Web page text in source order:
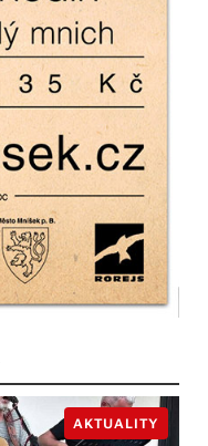
AKTUALITY